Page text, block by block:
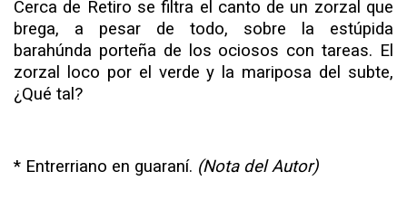
Cerca de Retiro se filtra el canto de un zorzal que
brega, a pesar de todo, sobre la estúpida
barahúnda porteña de los ociosos con tareas. El
zorzal loco por el verde y la mariposa del subte,
¿Qué tal?
* Entrerriano en guaraní. (Nota del Autor)